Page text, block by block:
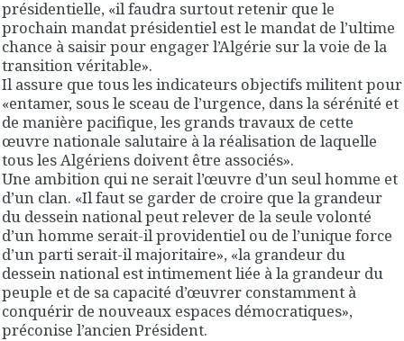
présidentielle, «il faudra surtout retenir que le
prochain mandat présidentiel est le mandat de l’ultime
chance à saisir pour engager l’Algérie sur la voie de la
transition véritable».
Il assure que tous les indicateurs objectifs militent pour
«entamer, sous le sceau de l’urgence, dans la sérénité et
de manière pacifique, les grands travaux de cette
œuvre nationale salutaire à la réalisation de laquelle
tous les Algériens doivent être associés».
Une ambition qui ne serait l’œuvre d’un seul homme et
d’un clan. «Il faut se garder de croire que la grandeur
du dessein national peut relever de la seule volonté
d’un homme serait-il providentiel ou de l’unique force
d’un parti serait-il majoritaire», «la grandeur du
dessein national est intimement liée à la grandeur du
peuple et de sa capacité d’œuvrer constamment à
conquérir de nouveaux espaces démocratiques»,
préconise l’ancien Président.